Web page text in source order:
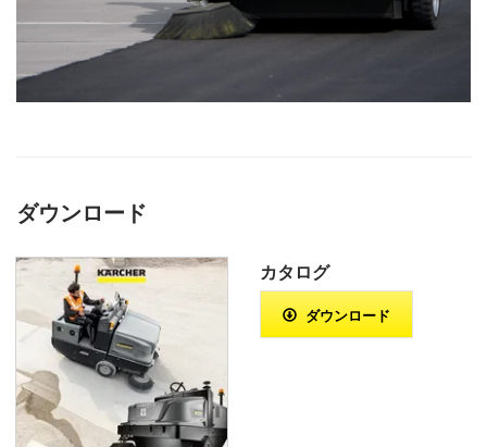
秒
ダウンロード
カタログ
ダウンロード